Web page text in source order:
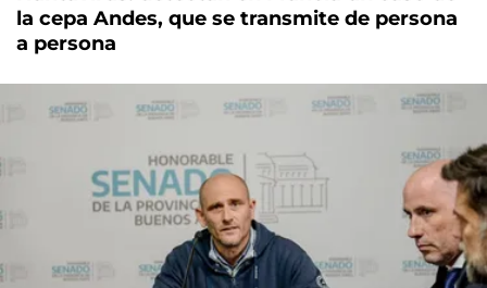
la cepa Andes, que se transmite de persona
a persona